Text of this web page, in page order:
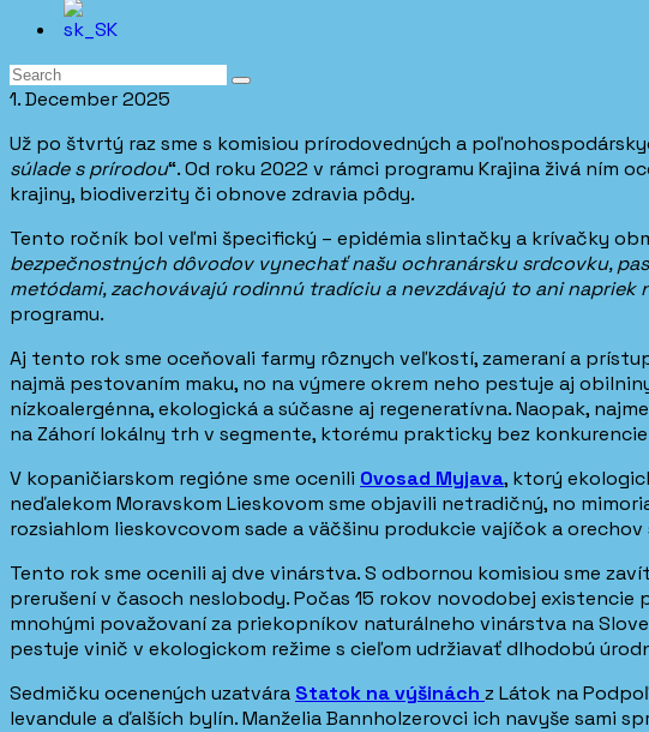
1. December 2025
Už po štvrtý raz sme s komisiou prírodovedných a
súlade s prírodou“. Od roku 2022 v rámci programu Krajina živá
krajiny, biodiverzity či obnove zdravia pôdy.
Tento ročník bol veľmi špecifický – epidémia slintačky a krívačky
bezpečnostných dôvodov vynechať našu ochranársku srdcovku,
metódami, zachovávajú rodinnú tradíciu a nevzdávajú to ani
programu.
Aj tento rok sme oceňovali farmy rôznych veľkostí, zameraní a
najmä pestovaním maku, no na výmere okrem neho pestuje aj
nízkoalergénna, ekologická a súčasne aj regeneratívna. Naopak,
na Záhorí lokálny trh v segmente, ktorému prakticky bez
V kopaničiarskom regióne sme ocenili Ovosad Myjava, ktorý
neďalekom Moravskom Lieskovom sme objavili netradičný, no
rozsiahlom lieskovcovom sade a väčšinu produkcie vajíčok a
Tento rok sme ocenili aj dve vinárstva. S odbornou komisiou sme
prerušení v časoch neslobody. Počas 15 rokov novodobej
mnohými považovaní za priekopníkov naturálneho vinárstva na
pestuje vinič v ekologickom režime s cieľom udržiavať dlhodobú
Sedmičku ocenených uzatvára Statok na výšinách z Látok na
levandule a ďalších bylín. Manželia Bannholzerovci ich navyše sami